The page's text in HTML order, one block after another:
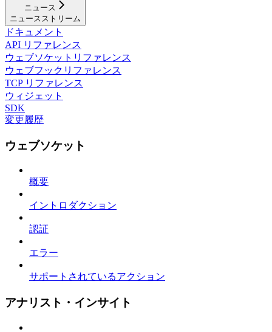
ニュース
ニュースストリーム
ドキュメント
API リファレンス
ウェブソケットリファレンス
ウェブフックリファレンス
TCP リファレンス
ウィジェット
SDK
変更履歴
ウェブソケット
概要
イントロダクション
認証
エラー
サポートされているアクション
アナリスト・インサイト